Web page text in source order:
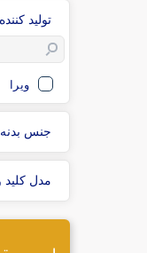
تولید کننده
ویرا
جنس بدنه
مدل کلید